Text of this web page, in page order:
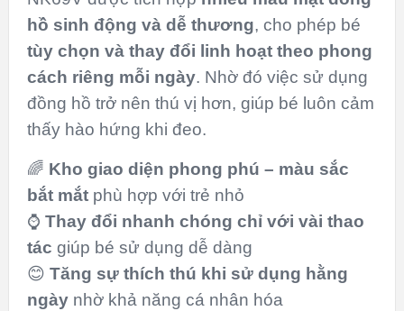
hồ sinh động và dễ thương, cho phép bé
tùy chọn và thay đổi linh hoạt theo phong
cách riêng mỗi ngày. Nhờ đó việc sử dụng
đồng hồ trở nên thú vị hơn, giúp bé luôn cảm
thấy hào hứng khi đeo.
🌈 Kho giao diện phong phú – màu sắc
bắt mắtphù hợp với trẻ nhỏ
⌚ Thay đổi nhanh chóng chỉ với vài thao
tác giúp bé sử dụng dễ dàng
😊 Tăng sự thích thú khi sử dụng hằng
ngàynhờ khả năng cá nhân hóa